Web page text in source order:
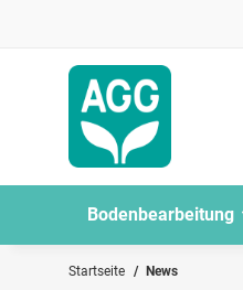
Bodenbearbeitung
Startseite News